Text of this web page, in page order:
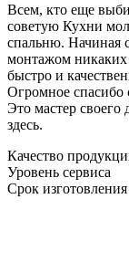
Всем, кто еще
советую Кухни
спальню. Начиная
монтажом никаких
быстро и
Огромное спасибо
Это мастер своего
здесь.
Качество
Уровень сервиса
Срок изготовления